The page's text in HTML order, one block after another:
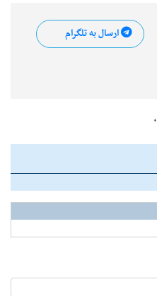
ارسال به تلگرام
،